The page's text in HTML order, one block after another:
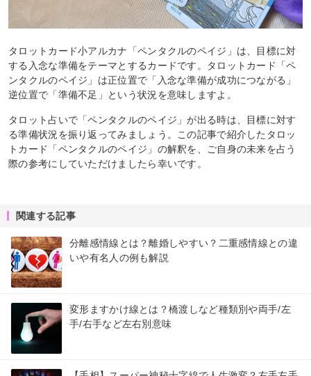
タロットカード小アルカナ「ペンタクルのペイジ」は、目標に対
する入念な準備をテーマとするカードです。タロットカード「ペ
ンタクルのペイジ」は正位置で「入念な準備が成功につながる」
逆位置で「準備不足」という状況を意味しますよ。
タロット占いで「ペンタクルのペイジ」が出る時は、目標に対す
る準備状況を振り返ってみましょう。この記事で紹介したタロッ
トカード「ペンタクルのペイジ」の解釈を、ご自身の未来を占う
際の参考にしていただけましたら幸いです。
関連する記事
分離感情線とは？離婚しやすい？二重感情線との違
いや有名人の例も解説
変形ますかけ線とは？橋渡しなど種類別や両手/左
手/右手など左右別意味